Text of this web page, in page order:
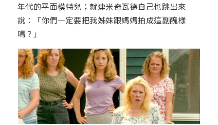
年代的平面模特兒；就連米奇瓦德自己也跳出來
說：「你們一定要把我姊妹跟媽媽拍成這副醜樣
嗎？」